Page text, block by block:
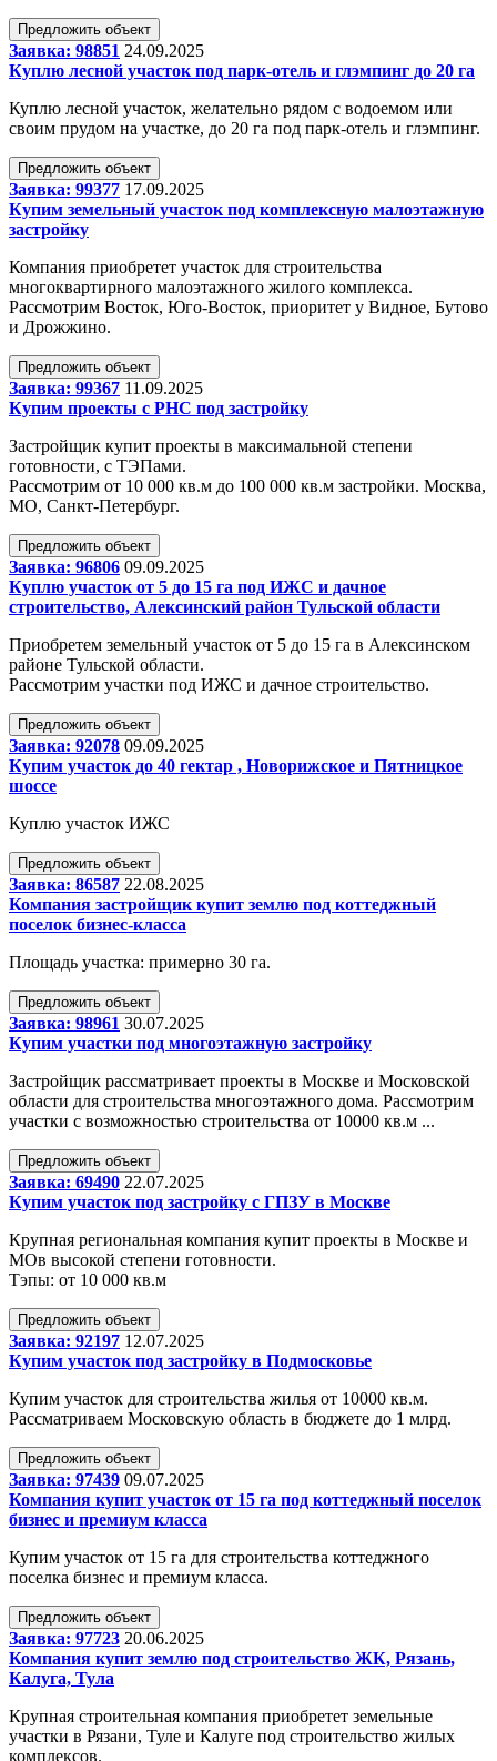
Предложить объект
Заявка: 98851 24.09.2025
Куплю лесной участок под парк-отель и глэмпинг до 20 га
Куплю лесной участок, желательно рядом с водоемом или
своим прудом на участке, до 20 га под парк-отель и глэмпинг.
Предложить объект
Заявка: 99377 17.09.2025
Купим земельный участок под комплексную малоэтажную
застройку
Компания приобретет участок для строительства
многоквартирного малоэтажного жилого комплекса.
Рассмотрим Восток, Юго-Восток, приоритет у Видное, Бутово
и Дрожжино.
Предложить объект
Заявка: 99367 11.09.2025
Купим проекты с РНС под застройку
Застройщик купит проекты в максимальной степени
готовности, с ТЭПами.
Рассмотрим от 10 000 кв.м до 100 000 кв.м застройки. Москва,
МО, Санкт-Петербург.
Предложить объект
Заявка: 96806 09.09.2025
Куплю участок от 5 до 15 га под ИЖС и дачное
строительство, Алексинский район Тульской области
Приобретем земельный участок от 5 до 15 га в Алексинском
районе Тульской области.
Рассмотрим участки под ИЖС и дачное строительство.
Предложить объект
Заявка: 92078 09.09.2025
Купим участок до 40 гектар , Новорижское и Пятницкое
шоссе
Куплю участок ИЖС
Предложить объект
Заявка: 86587 22.08.2025
Компания застройщик купит землю под коттеджный
поселок бизнес-класса
Площадь участка: примерно 30 га.
Предложить объект
Заявка: 98961 30.07.2025
Купим участки под многоэтажную застройку
Застройщик рассматривает проекты в Москве и Московской
области для строительства многоэтажного дома. Рассмотрим
участки с возможностью строительства от 10000 кв.м ...
Предложить объект
Заявка: 69490 22.07.2025
Купим участок под застройку с ГПЗУ в Москве
Крупная региональная компания купит проекты в Москве и
МОв высокой степени готовности.
Тэпы: от 10 000 кв.м
Предложить объект
Заявка: 92197 12.07.2025
Купим участок под застройку в Подмосковье
Купим участок для строительства жилья от 10000 кв.м.
Рассматриваем Московскую область в бюджете до 1 млрд.
Предложить объект
Заявка: 97439 09.07.2025
Компания купит участок от 15 га под коттеджный поселок
бизнес и премиум класса
Купим участок от 15 га для строительства коттеджного
поселка бизнес и премиум класса.
Предложить объект
Заявка: 97723 20.06.2025
Компания купит землю под строительство ЖК, Рязань,
Калуга, Тула
Крупная строительная компания приобретет земельные
участки в Рязани, Туле и Калуге под строительство жилых
комплексов.